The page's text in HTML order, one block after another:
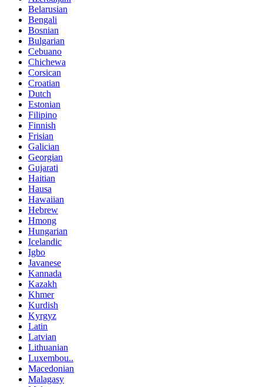
Belarusian
Bengali
Bosnian
Bulgarian
Cebuano
Chichewa
Corsican
Croatian
Dutch
Estonian
Filipino
Finnish
Frisian
Galician
Georgian
Gujarati
Haitian
Hausa
Hawaiian
Hebrew
Hmong
Hungarian
Icelandic
Igbo
Javanese
Kannada
Kazakh
Khmer
Kurdish
Kyrgyz
Latin
Latvian
Lithuanian
Luxembou..
Macedonian
Malagasy